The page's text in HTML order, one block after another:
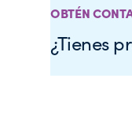
OBTÉN
¿Tienes